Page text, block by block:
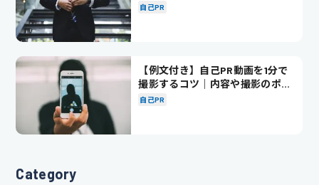
自己PR
【例文付き】自己PR動画を1分で
撮影するコツ｜内容や撮影のポイ
ントも解説
自己PR
Category